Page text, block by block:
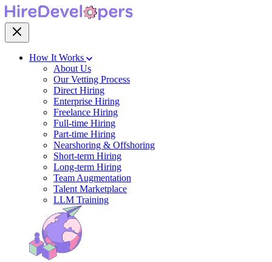
How It Works
About Us
Our Vetting Process
Direct Hiring
Enterprise Hiring
Freelance Hiring
Full-time Hiring
Part-time Hiring
Nearshoring & Offshoring
Short-term Hiring
Long-term Hiring
Team Augmentation
Talent Marketplace
LLM Training